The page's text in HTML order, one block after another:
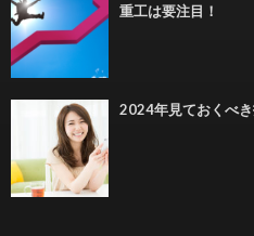
重工は要注目！
2024年見ておくべき